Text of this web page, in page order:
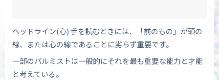
ヘッドライン(心) 手を読むときには、「前のもの」が頭の
線、または心の線であることに劣らず重要です。
一部のパルミストは一般的にそれを最も重要な能力と才能
と考えている。